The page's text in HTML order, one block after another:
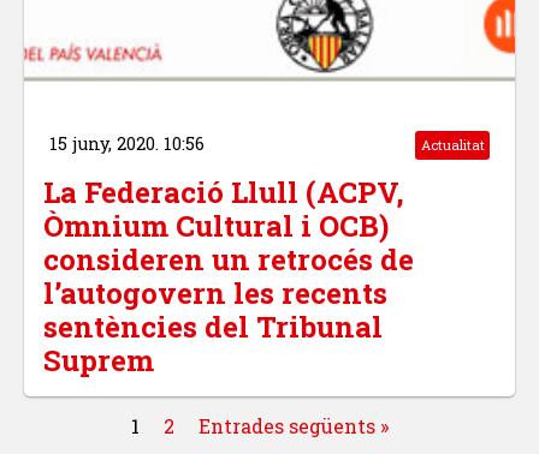
15 juny, 2020. 10:56 Actualitat
La Federació Llull (ACPV,
Òmnium Cultural i OCB)
consideren un retrocés de
l’autogovern les recents
sentències del Tribunal
Suprem
1 2 Entrades següents »